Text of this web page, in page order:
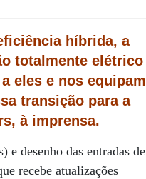
híbrida, a
totalmente elétrico
eles e nos equipam
transição para a
à imprensa.
e desenho das entradas de
recebe atualizações